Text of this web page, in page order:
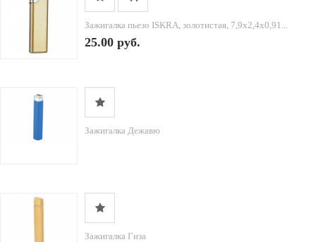
Зажигалка пьезо ISKRA, золотистая, 7,9х2,4х0,91...
25.00 руб.
Зажигалка Дежавю
Зажигалка Гиза